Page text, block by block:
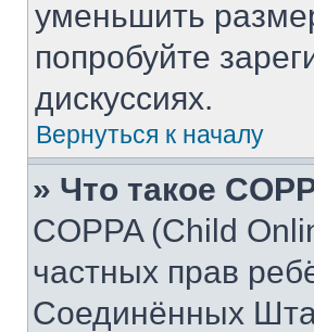
уменьшить
попробуйте
дискуссиях.
Вернуться к началу
» Что такое
COPPA (Child
частных прав
Соединённых